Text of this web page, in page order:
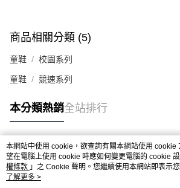
商品相關分類 (5)
童鞋 校園系列
童鞋 競速系列
本分類熱銷全站排行
熱門標籤
本網站中使用 cookie，欲查詢有關本網站使用 cookie
望在電腦上使用 cookie 時應如何變更電腦的 cookie
權條款 」之 Cookie 聲明。您繼續使用本網站即表示
用條款之 Cookie 聲明使用 cookie。
了解更多 >